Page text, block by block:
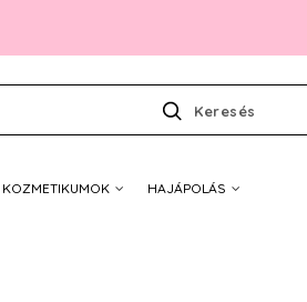
Keresés
KOZMETIKUMOK HAJÁPOLÁS